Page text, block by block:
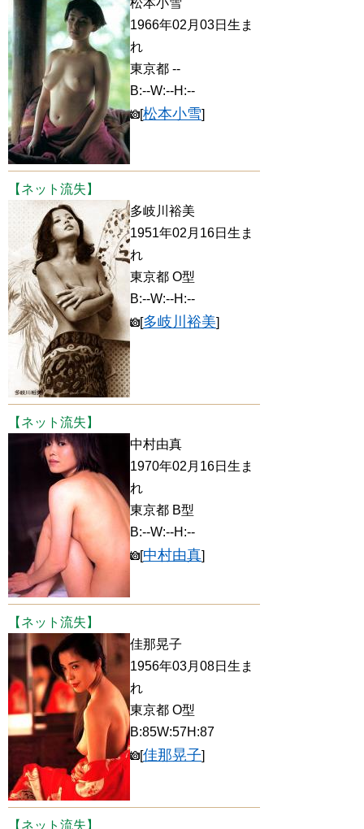
1966年02月03日生ま
れ
東京都 --
B:--W:--H:--
[松本小雪]
【ネット流失】
多岐川裕美
1951年02月16日生ま
れ
東京都 O型
B:--W:--H:--
[多岐川裕美]
【ネット流失】
中村由真
1970年02月16日生ま
れ
東京都 B型
B:--W:--H:--
[中村由真]
【ネット流失】
佳那晃子
1956年03月08日生ま
れ
東京都 O型
B:85W:57H:87
[佳那晃子]
【ネット流失】